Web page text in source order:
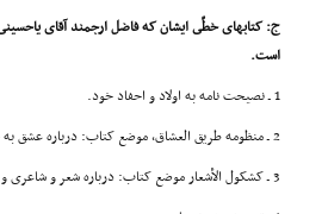
ج: کتابهاى خطّى ایشان که فاضل ارجمند آقاى
است.
1 ـ نصیحت نامه به اولاد و احفاد خود.
2 ـ منظومه طریق العشاق، موضع کتاب: درباره عشق به خدا که به صورت نظم است.
3 ـ کشکول الأشعار موضع کتاب: درباره شعر و شاعرى و منتخبى از شعر شاعران.